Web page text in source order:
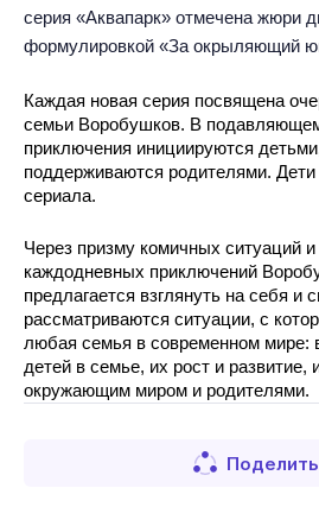
серия «Аквапарк» отмечена жюри
формулировкой «За окрыляющий
Каждая новая серия посвящена
семьи Воробушков. В
приключения инициируются
поддерживаются родителями.
сериала.
Через призму комичных ситуаций
каждодневных приключений
предлагается взглянуть на себя и
рассматриваются ситуации, с
любая семья в современном мире:
детей в семье, их рост и развитие,
окружающим миром и родителями.